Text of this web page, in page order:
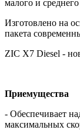
малого и
Изготовлено на
пакета
ZIC X7 Diesel -
Приемущества
- Обеспечивает
максимальных